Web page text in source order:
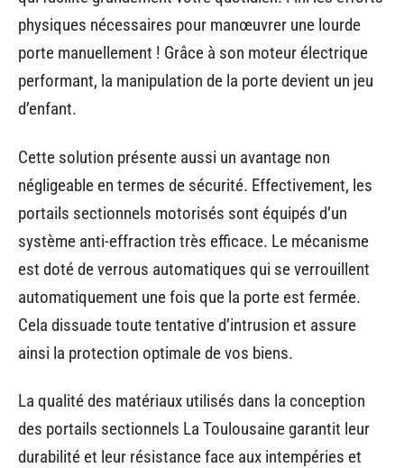
physiques nécessaires pour manœuvrer une lourde
porte manuellement ! Grâce à son moteur électrique
performant, la manipulation de la porte devient un jeu
d’enfant.
Cette solution présente aussi un avantage non
négligeable en termes de sécurité. Effectivement, les
portails sectionnels motorisés sont équipés d’un
système anti-effraction très efficace. Le mécanisme
est doté de verrous automatiques qui se verrouillent
automatiquement une fois que la porte est fermée.
Cela dissuade toute tentative d’intrusion et assure
ainsi la protection optimale de vos biens.
La qualité des matériaux utilisés dans la conception
des portails sectionnels La Toulousaine garantit leur
durabilité et leur résistance face aux intempéries et